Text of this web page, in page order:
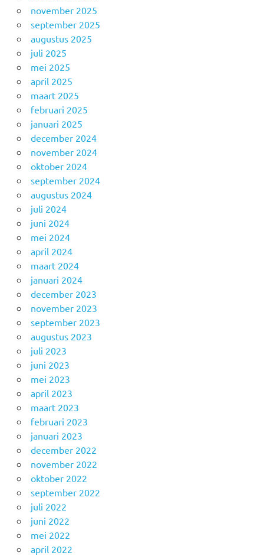
november 2025
september 2025
augustus 2025
juli 2025
mei 2025
april 2025
maart 2025
februari 2025
januari 2025
december 2024
november 2024
oktober 2024
september 2024
augustus 2024
juli 2024
juni 2024
mei 2024
april 2024
maart 2024
januari 2024
december 2023
november 2023
september 2023
augustus 2023
juli 2023
juni 2023
mei 2023
april 2023
maart 2023
februari 2023
januari 2023
december 2022
november 2022
oktober 2022
september 2022
juli 2022
juni 2022
mei 2022
april 2022